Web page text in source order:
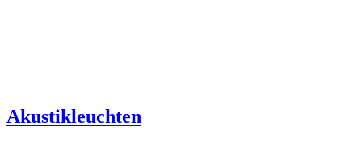
Akustikleuchten